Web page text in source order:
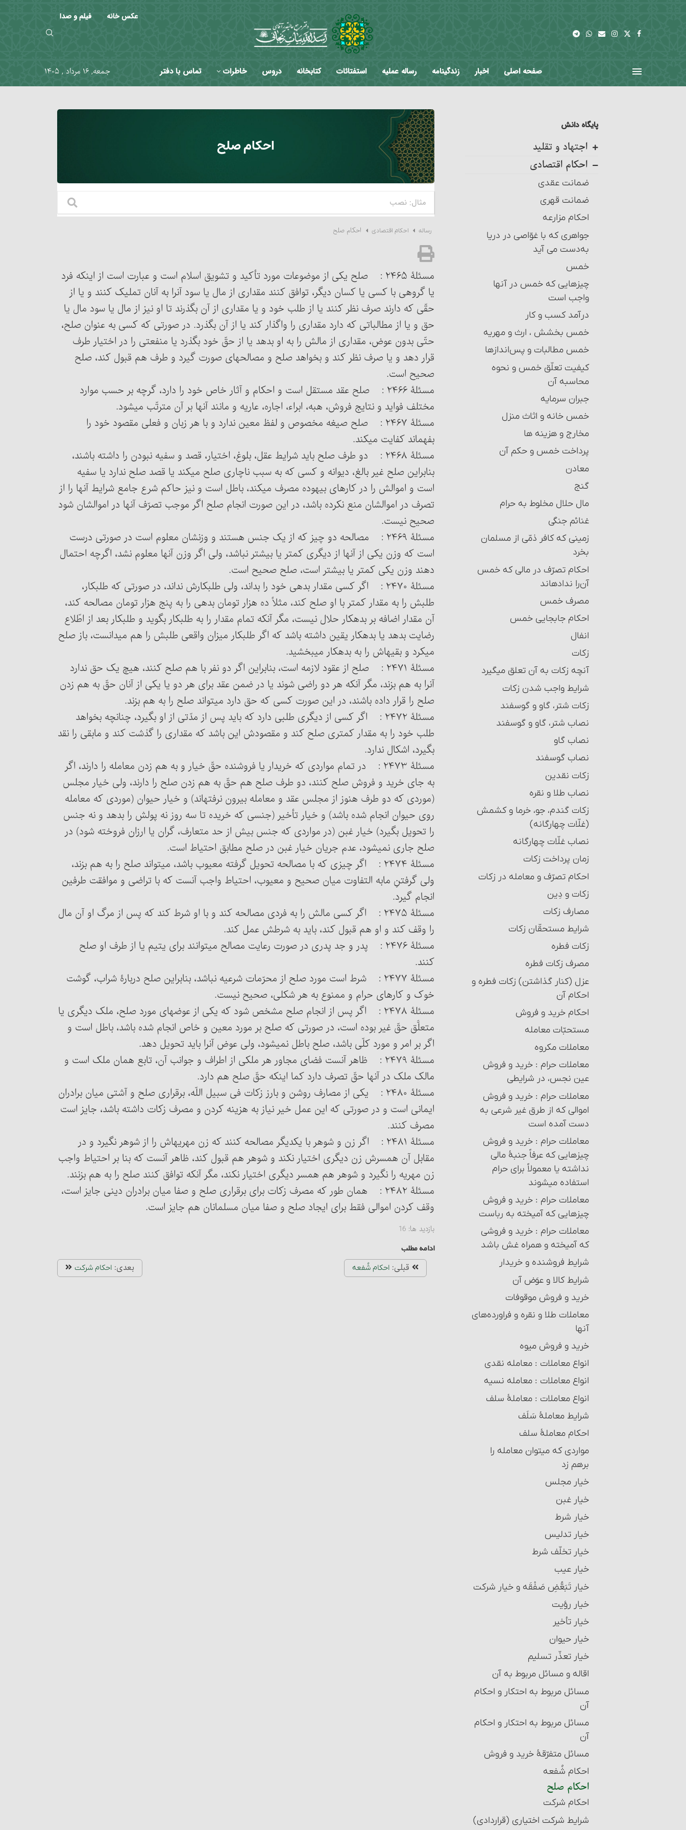
عکس خانه فیلم و صدا
صفحه اصلی اخبار زندگینامه رساله عملیه استفتائات کتابخانه دروس خاطرات تماس با دفتر جمعه, ۱۶ مرداد , ۱۴۰۵
احکام صلح
رساله احکام اقتصادی احکام صلح
مسئلۀ ۲۴۶۵ : صلح یکی از موضوعات مورد تأکید و تشویق اسلام است و عبارت است از اینکه فرد
یا گروهی با کسی یا کسان دیگر، توافق کنند مقداری از مال یا سود آن‎را به آنان تملیک کنند و یا از
حقّی که دارند صرف نظر کنند یا از طلب خود و یا مقداری از آن بگذرند تا او نیز از مال یا سود مال یا
حق و یا از مطالباتی که دارد مقداری را واگذار کند یا از آن بگذرد. در صورتی که کسی به عنوان صلح،
حتّی بدون عوض، مقداری از مالش را به او بدهد یا از حقّ خود بگذرد یا منفعتی را در اختیار طرف
قرار دهد و یا صرف نظر کند و بخواهد صلح و مصالحه‏ای صورت گیرد و طرف هم قبول کند، صلح
صحیح است.
مسئلۀ ۲۴۶۶ : صلح عقد مستقل است و احکام و آثار خاص خود را دارد، گرچه بر حسب موارد
مختلف فواید و نتایج فروش، هبه، ابراء، اجاره، عاریه و مانند آنها بر آن مترتّب می‏شود.
مسئلۀ ۲۴۶۷ : صلح صیغه مخصوص و لفظ معین ندارد و با هر زبان و فعلی مقصود خود را
بفهماند کفایت می‏کند.
مسئلۀ ۲۴۶۸ : دو طرف صلح باید شرایط عقل، بلوغ، اختیار، قصد و سفیه نبودن را داشته باشند،
بنابراین صلح غیر بالغ، دیوانه و کسی که به سبب ناچاری صلح می‏کند یا قصد صلح ندارد یا سفیه
است و اموالش را در کارهای بیهوده مصرف می‏کند، باطل است و نیز حاکم شرع جامع شرایط آنها را از
تصرف در اموالشان منع نکرده باشد، در این صورت انجام صلح اگر موجب تصرّف آنها در اموالشان شود
صحیح نیست.
مسئلۀ ۲۴۶۹ : مصالحه دو چیز که از یک جنس هستند و وزنشان معلوم است در صورتی درست
است که وزن یکی از آنها از دیگری کمتر یا بیشتر نباشد، ولی اگر وزن آنها معلوم نشد، اگرچه احتمال
دهند وزن یکی کمتر یا بیشتر است، صلح صحیح است.
مسئلۀ ۲۴۷۰ : اگر کسی مقدار بدهی خود را بداند، ولی طلبکارش نداند، در صورتی که طلبکار،
طلبش را به مقدار کمتر با او صلح کند، مثلاً ده هزار تومان بدهی را به پنج هزار تومان مصالحه کند،
آن مقدار اضافه بر بدهکار حلال نیست، مگر آنکه تمام مقدار را به طلبکار بگوید و طلبکار بعد از اطّلاع
رضایت بدهد یا بدهکار یقین داشته باشد که اگر طلبکار میزان واقعی طلبش را هم می‏دانست، باز صلح
می‏کرد و بقیه‏اش را به بدهکار می‏بخشید.
مسئلۀ ۲۴۷۱ : صلح از عقود لازمه است، بنابراین اگر دو نفر با هم صلح کنند، هیچ یک حق ندارد
آن‎را به هم بزند، مگر آنکه هر دو راضی شوند یا در ضمن عقد برای هر دو یا یکی از آنان حقّ به هم زدن
صلح را قرار داده باشند، در این صورت کسی که حق دارد می‏تواند صلح را به هم بزند.
مسئلۀ ۲۴۷۲ : اگر کسی از دیگری طلبی دارد که باید پس از مدّتی از او بگیرد، چنانچه بخواهد
طلب خود را به مقدار کمتری صلح کند و مقصودش این باشد که مقداری را گذشت کند و مابقی را نقد
بگیرد، اشکال ندارد.
مسئلۀ ۲۴۷۳ : در تمام مواردی که خریدار یا فروشنده حقّ خیار و به هم زدن معامله را دارند، اگر
به جای خرید و فروش صلح کنند، دو طرف صلح هم حقّ به هم زدن صلح را دارند، ولی خیار مجلس
(موردی که دو طرف هنوز از مجلس عقد و معامله بیرون نرفته‏اند) و خیار حیوان (موردی که معامله
روی حیوان انجام شده باشد) و خیار تأخیر (جنسی که خریده تا سه روز نه پولش را بدهد و نه جنس
را تحویل بگیرد) خیار غبن (در مواردی که جنس بیش از حد متعارف، گران یا ارزان فروخته شود) در
صلح جاری نمی‏شود، عدم جریان خیار غبن در صلح مطابق احتیاط است.
مسئلۀ ۲۴۷۴ : اگر چیزی که با مصالحه تحویل گرفته معیوب باشد، می‏تواند صلح را به هم بزند،
ولی گرفتنِ مابه التفاوت میان صحیح و معیوب، احتیاط واجب آنست که با تراضی و موافقت طرفین
انجام گیرد.
مسئلۀ ۲۴۷۵ : اگر کسی مالش را به فردی مصالحه کند و با او شرط کند که پس از مرگ او آن مال
را وقف کند و او هم قبول کند، باید به شرطش عمل کند.
مسئلۀ ۲۴۷۶ : پدر و جد پدری در صورت رعایت مصالح می‏توانند برای یتیم یا از طرف او صلح
کنند.
مسئلۀ ۲۴۷۷ : شرط است مورد صلح از محرّمات شرعیه نباشد، بنابراین صلح دربارۀ شراب، گوشت
خوک و کارهای حرام و ممنوع به هر شکلی، صحیح نیست.
مسئلۀ ۲۴۷۸ : اگر پس از انجام صلح مشخص شود که یکی از عوضهای مورد صلح، ملک دیگری یا
متعلَّق حقّ غیر بوده است، در صورتی که صلح بر مورد معین و خاص انجام شده باشد، باطل است و
اگر بر امر و مورد کلّی باشد، صلح باطل نمی‏شود، ولی عوض آن‎را باید تحویل دهد.
مسئلۀ ۲۴۷۹ : ظاهر آنست فضای مجاور هر ملکی از اطراف و جوانب آن، تابع همان ملک است و
مالک ملک در آنها حقّ تصرف دارد کما اینکه حقّ صلح هم دارد.
مسئلۀ ۲۴۸۰ : یکی از مصارف روشن و بارز زکات فی سبیل اللّه، برقراری صلح و آشتی میان برادران
ایمانی است و در صورتی که این عمل خیر نیاز به هزینه کردن و مصرف زکات داشته باشد، جایز است
مصرف کنند.
مسئلۀ ۲۴۸۱ : اگر زن و شوهر با یکدیگر مصالحه کنند که زن مهریه‏اش را از شوهر نگیرد و در
مقابل آن همسرش زن دیگری اختیار نکند و شوهر هم قبول کند، ظاهر آنست که بنا بر احتیاط واجب
زن مهریه را نگیرد و شوهر هم همسر دیگری اختیار نکند، مگر آنکه توافق کنند صلح را به هم بزنند.
مسئلۀ ۲۴۸۲ : همان طور که مصرف زکات برای برقراری صلح و صفا میان برادران دینی جایز است،
وقف کردن اموالی فقط برای ایجاد صلح و صفا میان مسلمانان هم جایز است.
بازدید ها: 16
ادامه مطلب
قبلی: احکام شُفعه بعدی: احکام شرکت
پایگاه دانش
اجتهاد و تقلید
کلیات
اجتهاد، واجب کفایی است
احکام تکلیف
احکام تقلید
احکام تغییر تقلید (عدول)
بقای بر تقلید میت
تغییر رأی مجتهد و احکام آن
عدالت و نشانه ‏های آن
احکام اقتصادی
ضمانت عقدی
ضمانت قهری
احکام مزارعه‏
جواهری که با غوّاصی در دریا
به‌دست می‏ آید
خمس
چیزهایی که خمس در آنها
واجب است‏
درآمد کسب و کار
خمس بخشش ، ارث و مهریه
خمس مطالبات و پس‌اندازها
کیفیت تعلّق خمس و نحوه
محاسبه آن‏
جبران سرمایه‏
خمس خانه و اثاث منزل‏
مخارج و هزینه‏ ها
پرداخت خمس و حکم آن‏
معادن
گنج
مال حلال مخلوط به حرام‏
غنائم جنگی
زمینی که کافر ذمّی از مسلمان
بخرد
احکام تصرّف در مالی که خمس
آن‌را نداده‏اند
مصرف خمس
احکام جابجایی خمس
انفال
زکات
آنچه زکات به آن تعلق می‎گیرد‏
شرایط واجب شدن زکات‏
زکات شتر، گاو و گوسفند
نصاب شتر، گاو و گوسفند
نصاب گاو
نصاب گوسفند
زکات نقدین‏
نصاب طلا و نقره‏
زکات گندم، جو، خرما و کشمش
(غلّات چهارگانه)
نصاب غلّات چهارگانه‏
زمان پرداخت زکات‏
احکام تصرّف و معامله در زکات
زکات و دِین‏
مصارف زکات
شرایط مستحقّان زکات‏
زکات فطره
مصرف زکات فطره
عزل (کنار گذاشتن) زکات فطره و
احکام آن
احکام خرید و فروش‏
مستحبّات معامله
معاملات مکروه
معاملات حرام‏ : خرید و فروش
عین نجس، در شرایطی
معاملات حرام‏ : خرید و فروش
اموالی که از طرق غیر شرعی به
دست آمده است
معاملات حرام‏ : خرید و فروش
چیزهایی که عرفاً جنبۀ مالی
نداشته یا معمولاً برای حرام
استفاده می‏شوند
معاملات حرام‏ : خرید و فروش
چیزهایی که آمیخته به رباست
معاملات حرام‏ : خرید و فروشی
که آمیخته و همراه غش باشد
شرایط فروشنده و خریدار
شرایط کالا و عوَض آن
خرید و فروش موقوفات
معاملات طلا و نقره و فراورده‌های
آنها‏
خرید و فروش میوه‏
انواع معاملات‏ : معامله نقدی
انواع معاملات‏ : معامله نسیه
انواع معاملات‏ : معاملۀ سلف‏
شرایط معاملۀ سَلَف
احکام معاملۀ سلف
مواردی که می‏توان معامله را
برهم زد
خیار مجلس
خیار غبن
خیار شرط
خیار تدلیس
خیار تخلّف شرط
خیار عیب
خیار تَبَعُّضِ صَفْقَه و خیار شرکت
خیار رؤیت
خیار تأخیر
خیار حیوان
خیار تعذّر تسلیم
اقاله و مسائل مربوط به آن‏
مسائل مربوط به احتکار و احکام
آن‏
مسائل مربوط به احتکار و احکام
آن
مسائل متفرّقۀ‏ خرید و فروش
احکام شُفعه
احکام صلح
احکام شرکت
شرایط شرکت اختیاری (قراردادی)